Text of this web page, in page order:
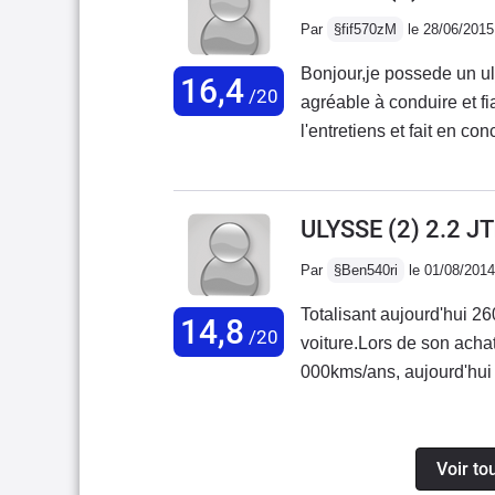
débitmètre qui a lâché) j
ma ZX 1.9TD que j avait
absolument plus tu l
vendre un de mes bras
16,4/20
Par §fif570zM le 28/06/2015
Bonjour,je possede un
agréable à conduire et
l'entretiens et fait en
cousins( 807,C8,lancia
14,8 /20
ULYSSE (2) 2.2
Par §Ben540ri le 01/08/2014
Totalisant aujourd'hui
voiture.Lors de son
000kms/ans,
soucis particuliers (ou
chargement et tout
Voir